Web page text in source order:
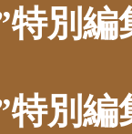
特別
特別